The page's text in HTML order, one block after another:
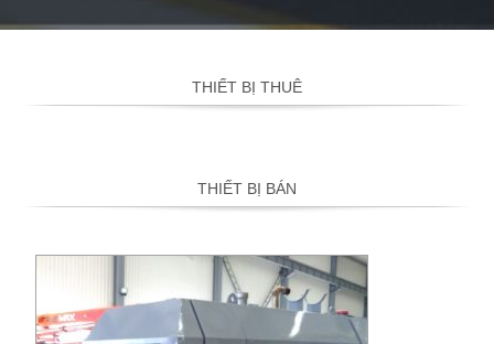
THIẾT BỊ THUÊ
THIẾT BỊ BÁN